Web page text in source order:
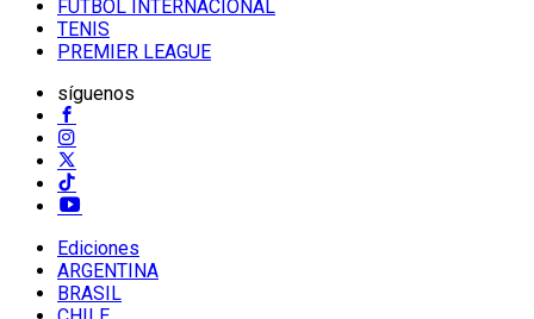
FUTBOL INTERNACIONAL
TENIS
PREMIER LEAGUE
síguenos
Ediciones
ARGENTINA
BRASIL